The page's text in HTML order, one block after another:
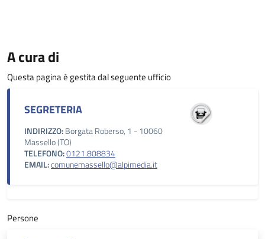
A cura di
Questa pagina è gestita dal seguente ufficio
SEGRETERIA
INDIRIZZO:Borgata Roberso, 1 - 10060
Massello (TO)
TELEFONO:0121.808834
EMAIL:comunemassello@alpimedia.it
Persone